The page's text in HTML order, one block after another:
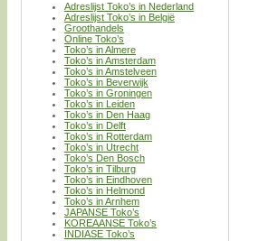
Adreslijst Toko’s in Nederland
Adreslijst Toko’s in België
Groothandels
Online Toko’s
Toko’s in Almere
Toko’s in Amsterdam
Toko’s in Amstelveen
Toko’s in Beverwijk
Toko’s in Groningen
Toko’s in Leiden
Toko’s in Den Haag
Toko’s in Delft
Toko’s in Rotterdam
Toko’s in Utrecht
Toko’s Den Bosch
Toko’s in Tilburg
Toko’s in Eindhoven
Toko’s in Helmond
Toko’s in Arnhem
JAPANSE Toko’s
KOREAANSE Toko’s
INDIASE Toko’s